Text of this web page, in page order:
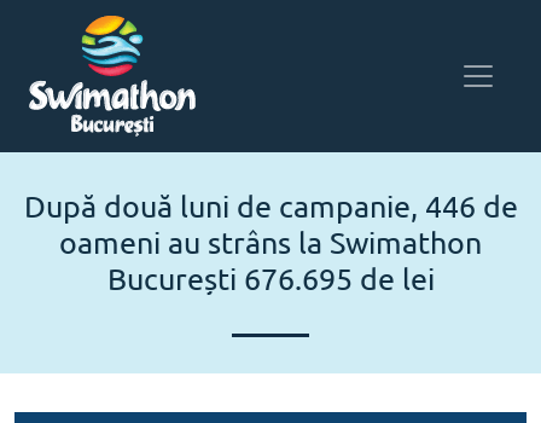
După două luni de campanie, 446 de
oameni au strâns la Swimathon
București 676.695 de lei